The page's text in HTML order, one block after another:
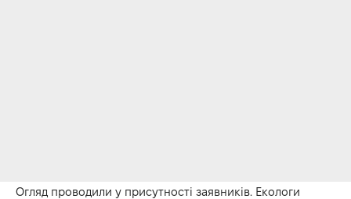
Огляд проводили у присутності заявників. Екологи